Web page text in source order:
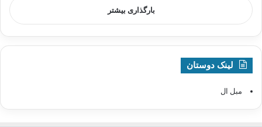
بارگذاری بیشتر
لینک دوستان
مبل ال